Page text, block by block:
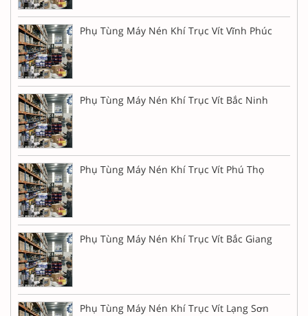
Phụ Tùng Máy Nén Khí Trục Vít Vĩnh Phúc
Phụ Tùng Máy Nén Khí Trục Vít Bắc Ninh
Phụ Tùng Máy Nén Khí Trục Vít Phú Thọ
Phụ Tùng Máy Nén Khí Trục Vít Bắc Giang
Phụ Tùng Máy Nén Khí Trục Vít Lạng Sơn